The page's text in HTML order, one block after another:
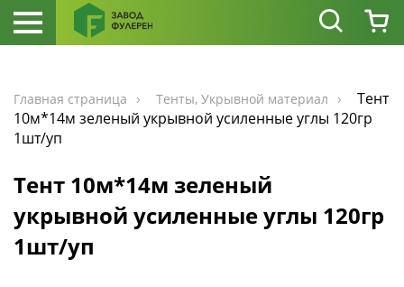
Главная страница Тенты, Укрывной материал
Тент
10м*14м зеленый укрывной усиленные углы 120гр
1шт/уп
Тент 10м*14м зеленый
укрывной усиленные углы 120гр
1шт/уп